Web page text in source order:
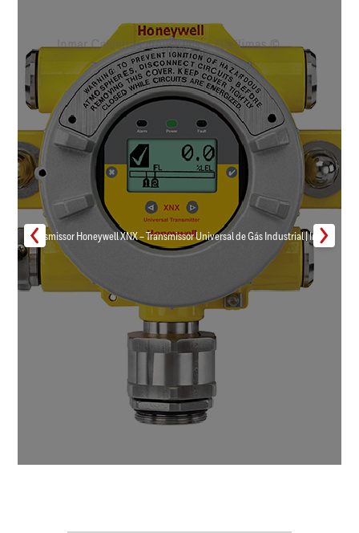
Transmissor Honeywell XNX – Transmissor Universal de Gás Industrial | Inmar